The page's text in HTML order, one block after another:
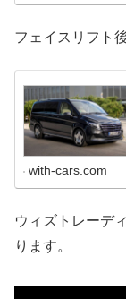
フェイスリフト
with-cars.com
ウィズトレーデ
ります。